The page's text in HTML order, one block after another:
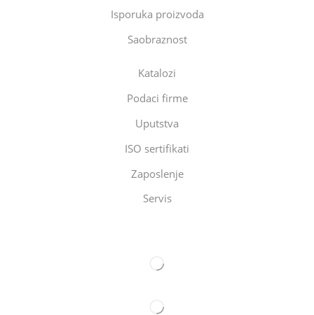
Isporuka proizvoda
Saobraznost
Katalozi
Podaci firme
Uputstva
ISO sertifikati
Zaposlenje
Servis